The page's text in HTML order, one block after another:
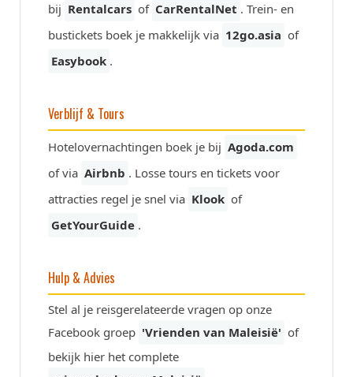
bij Rentalcars of CarRentalNet . Trein- en
bustickets boek je makkelijk via 12go.asia of
Easybook .
Verblijf & Tours
Hotelovernachtingen boek je bij Agoda.com
of via Airbnb . Losse tours en tickets voor
attracties regel je snel via Klook of
GetYourGuide .
Hulp & Advies
Stel al je reisgerelateerde vragen op onze
Facebook groep 'Vrienden van Maleisië' of
bekijk hier het complete